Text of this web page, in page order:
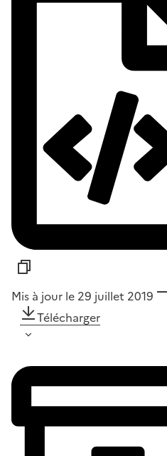
Mis à jour le 29 juillet 2019
Télécharger